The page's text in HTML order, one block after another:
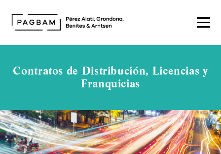
Contratos de Distribución, Licencias y
Franquicias